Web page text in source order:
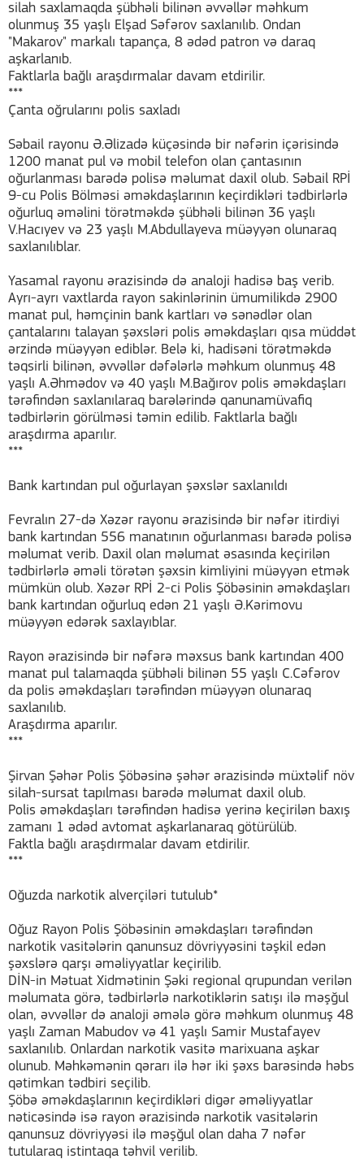
silah saxlamaqda şübhəli bilinən əvvəllər məhkum
olunmuş 35 yaşlı Elşad Səfərov saxlanılıb. Ondan
"Makarov" markalı tapança, 8 ədəd patron və daraq
aşkarlanıb.
Faktlarla bağlı araşdırmalar davam etdirilir.
***
Çanta oğrularını polis saxladı
Səbail rayonu Ə.Əlizadə küçəsində bir nəfərin içərisində
1200 manat pul və mobil telefon olan çantasının
oğurlanması barədə polisə məlumat daxil olub. Səbail RPİ
9-cu Polis Bölməsi əməkdaşlarının keçirdikləri tədbirlərlə
oğurluq əməlini törətməkdə şübhəli bilinən 36 yaşlı
V.Hacıyev və 23 yaşlı M.Abdullayeva müəyyən olunaraq
saxlanılıblar.
Yasamal rayonu ərazisində də analoji hadisə baş verib.
Ayrı-ayrı vaxtlarda rayon sakinlərinin ümumilikdə 2900
manat pul, həmçinin bank kartları və sənədlər olan
çantalarını talayan şəxsləri polis əməkdaşları qısa müddət
ərzində müəyyən ediblər. Belə ki, hadisəni törətməkdə
təqsirli bilinən, əvvəllər dəfələrlə məhkum olunmuş 48
yaşlı A.Əhmədov və 40 yaşlı M.Bağırov polis əməkdaşları
tərəfindən saxlanılaraq barələrində qanunamüvafiq
tədbirlərin görülməsi təmin edilib. Faktlarla bağlı
araşdırma aparılır.
***
Bank kartından pul oğurlayan şəxslər saxlanıldı
Fevralın 27-də Xəzər rayonu ərazisində bir nəfər itirdiyi
bank kartından 556 manatının oğurlanması barədə polisə
məlumat verib. Daxil olan məlumat əsasında keçirilən
tədbirlərlə əməli törətən şəxsin kimliyini müəyyən etmək
mümkün olub. Xəzər RPİ 2-ci Polis Şöbəsinin əməkdaşları
bank kartından oğurluq edən 21 yaşlı Ə.Kərimovu
müəyyən edərək saxlayıblar.
Rayon ərazisində bir nəfərə məxsus bank kartından 400
manat pul talamaqda şübhəli bilinən 55 yaşlı C.Cəfərov
da polis əməkdaşları tərəfindən müəyyən olunaraq
saxlanılıb.
Araşdırma aparılır.
***
Şirvan Şəhər Polis Şöbəsinə şəhər ərazisində müxtəlif növ
silah-sursat tapılması barədə məlumat daxil olub.
Polis əməkdaşları tərəfindən hadisə yerinə keçirilən baxış
zamanı 1 ədəd avtomat aşkarlanaraq götürülüb.
Faktla bağlı araşdırmalar davam etdirilir.
***
Oğuzda narkotik alverçiləri tutulub*
Oğuz Rayon Polis Şöbəsinin əməkdaşları tərəfindən
narkotik vasitələrin qanunsuz dövriyyəsini təşkil edən
şəxslərə qarşı əməliyyatlar keçirilib.
DİN-in Mətuat Xidmətinin Şəki regional qrupundan verilən
məlumata görə, tədbirlərlə narkotiklərin satışı ilə məşğul
olan, əvvəllər də analoji əmələ görə məhkum olunmuş 48
yaşlı Zaman Mabudov və 41 yaşlı Samir Mustafayev
saxlanılıb. Onlardan narkotik vasitə marixuana aşkar
olunub. Məhkəmənin qərarı ilə hər iki şəxs barəsində həbs
qətimkan tədbiri seçilib.
Şöbə əməkdaşlarının keçirdikləri digər əməliyyatlar
nəticəsində isə rayon ərazisində narkotik vasitələrin
qanunsuz dövriyyəsi ilə məşğul olan daha 7 nəfər
tutularaq istintaqa təhvil verilib.